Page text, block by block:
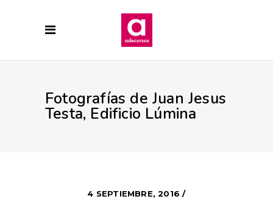
Fotografías de Juan Jesus
Testa, Edificio Lúmina
4 SEPTIEMBRE, 2016